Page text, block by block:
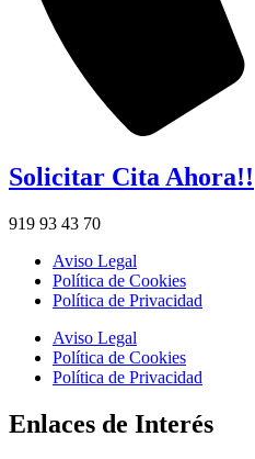
Solicitar Cita Ahora!!
919 93 43 70
Aviso Legal
Política de Cookies
Política de Privacidad
Aviso Legal
Política de Cookies
Política de Privacidad
Enlaces de Interés